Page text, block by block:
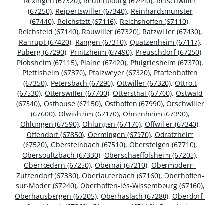
(67250), Reipertswiller (67340), Reinhardsmunster
(67440), Reichstett (67116), Reichshoffen (67110),
Reichsfeld (67140), Rauwiller (67320), Ratzwiller (67430),
Ranrupt (67420), Rangen (67310), Quatzenheim (67117),
Puberg (67290), Printzheim (67490), Preuschdorf (67250),
Plobsheim (67115), Plaine (67420), Pfulgriesheim (67370),
Pfettisheim (67370), Pfalzweyer (67320), Pfaffenhoffen
(67350), Petersbach (67290), Ottwiller (67320), Ottrott
(67530), Otterswiller (67700), Ottersthal (67700), Ostwald
(67540), Osthouse (67150), Osthoffen (67990), Orschwiller
(67600), Olwisheim (67170), Ohnenheim (67390),
Ohlungen (67590), Ohlungen (67170), Offwiller (67340),
Offendorf (67850), Oermingen (67970), Odratzheim
(67520), Obersteinbach (67510), Obersteigen (67710),
Obersoultzbach (67330), Oberschaeffolsheim (67203),
Oberrœdern (67250), Obernai (67210), Obermodern-
Zutzendorf (67330), Oberlauterbach (67160), Oberhoffen-
sur-Moder (67240), Oberhoffen-lès-Wissembourg (67160),
Oberhausbergen (67205), Oberhaslach (67280), Oberdorf-